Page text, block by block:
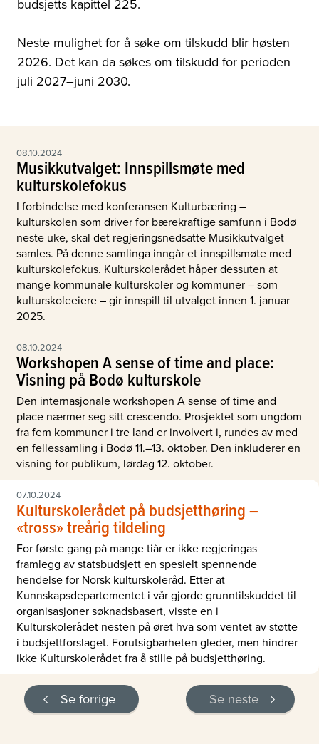
budsjetts kapittel 225.
Neste mulighet for å søke om tilskudd blir høsten
2026. Det kan da søkes om tilskudd for perioden
juli 2027–juni 2030.
08.10.2024
Musikkutvalget: Innspillsmøte med
kulturskolefokus
I forbindelse med konferansen Kulturbæring –
kulturskolen som driver for bærekraftige samfunn i Bodø
neste uke, skal det regjeringsnedsatte Musikkutvalget
samles. På denne samlinga inngår et innspillsmøte med
kulturskolefokus. Kulturskolerådet håper dessuten at
mange kommunale kulturskoler og kommuner – som
kulturskoleeiere – gir innspill til utvalget innen 1. januar
2025.
08.10.2024
Workshopen A sense of time and place:
Visning på Bodø kulturskole
Den internasjonale workshopen A sense of time and
place nærmer seg sitt crescendo. Prosjektet som ungdom
fra fem kommuner i tre land er involvert i, rundes av med
en fellessamling i Bodø 11.–13. oktober. Den inkluderer en
visning for publikum, lørdag 12. oktober.
07.10.2024
Kulturskolerådet på budsjetthøring –
«tross» treårig tildeling
For første gang på mange tiår er ikke regjeringas
framlegg av statsbudsjett en spesielt spennende
hendelse for Norsk kulturskoleråd. Etter at
Kunnskapsdepartementet i vår gjorde grunntilskuddet til
organisasjoner søknadsbasert, visste en i
Kulturskolerådet nesten på øret hva som ventet av støtte
i budsjettforslaget. Forutsigbarheten gleder, men hindrer
ikke Kulturskolerådet fra å stille på budsjetthøring.
Se forrige Se neste